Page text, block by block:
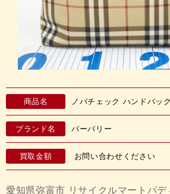
商品名 ノバチェック ハンドバッ
ブランド名 バーバリー
買取金額 お問い合わせください
愛知県弥富市 リサイクルマートパデ